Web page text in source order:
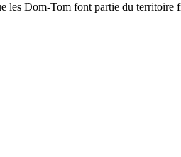
les Dom-Tom font partie du territoire